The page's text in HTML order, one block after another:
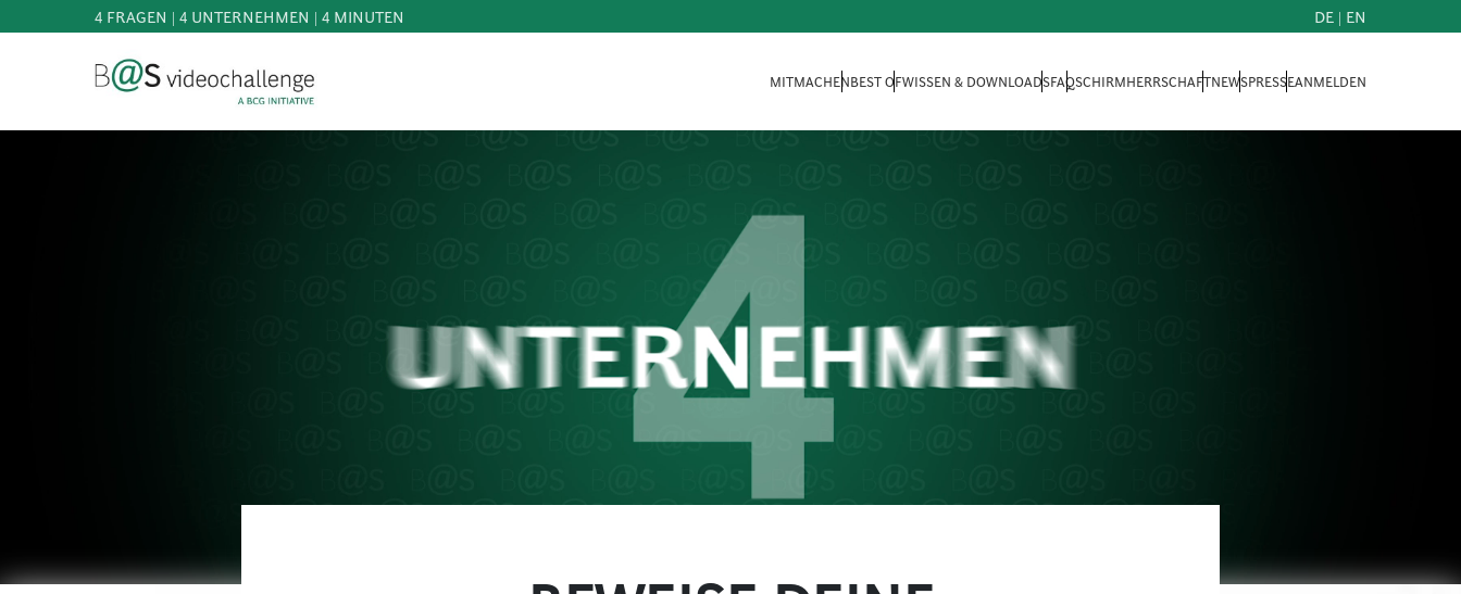
4 FRAGEN | 4 UNTERNEHMEN | 4 MINUTEN DE | EN
MITMACHENBEST OFWISSEN & DOWNLOADSFAQSCHIRMHERRSCHAFTNEWSPRESSEANMELDEN
b@Svideochallenge - A BCG INITIATIVE
Registriere dich als Teilnehmer*in
Geburtsdatum*